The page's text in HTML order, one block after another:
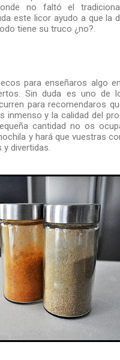
no faltó el
este licor ayudo a que la
tiene su truco ¿no?.
para enseñaros algo
Sin duda es uno de
para recomendaros
inmenso y la calidad del
cantidad no os
y hará que vuestras
divertidas.